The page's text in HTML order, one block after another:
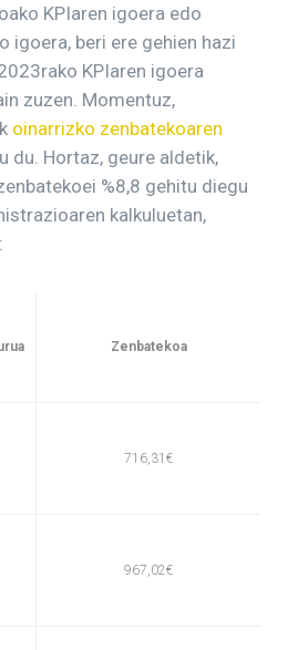
KPIaren igoera edo
igoera, beri ere gehien hazi
KPIaren igoera
zuzen. Momentuz,
oinarrizko zenbatekoaren
du. Hortaz, geure aldetik,
%8,8 gehitu diegu
kalkuluetan,
Zenbatekoa
716,31€
967,02€